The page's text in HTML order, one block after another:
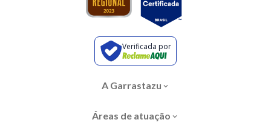
Verificada por
A Garrastazu
Áreas de atuação